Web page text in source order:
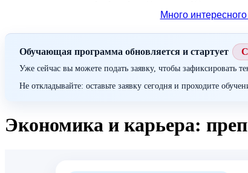
Много
Обучающая программа обновляется и стартует С
Уже сейчас вы можете подать заявку, чтобы зафиксировать
Не откладывайте: оставьте заявку сегодня и проходите
Экономика и карьера: